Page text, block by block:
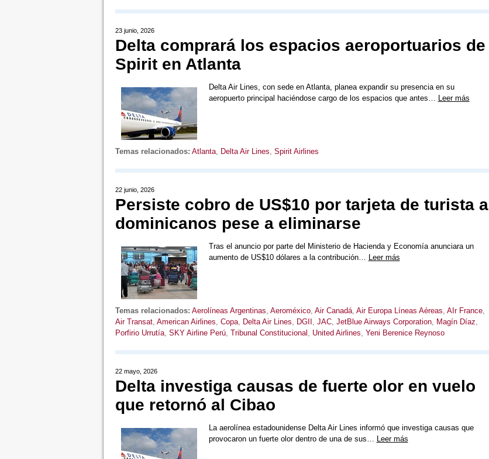
23 junio, 2026
Delta comprará los espacios aeroportuarios de
Spirit en Atlanta
Delta Air Lines, con sede en Atlanta, planea expandir su presencia en su
aeropuerto principal haciéndose cargo de los espacios que antes… Leer más
Temas relacionados: Atlanta, Delta Air Lines Spirit Airlines
22 junio, 2026
Persiste cobro de US$10 por tarjeta de turista a
dominicanos pese a eliminarse
Tras el anuncio por parte del Ministerio de Hacienda y Economía anunciara un
aumento de US$10 dólares a la contribución… Leer más
Temas relacionados: Aerolíneas Argentinas Aeroméxico, Air Canadá, Air Europa Líneas Aéreas AIr France,
Air Transat, American Airlines Copa, Delta Air Lines DGII JAC, JetBlue Airways Corporation, Magín Díaz
Porfirio Urrutía, SKY Airline Perú, Tribunal Constitucional United Airlines Yeni Berenice Reynoso
22 mayo, 2026
Delta investiga causas de fuerte olor en vuelo
que retornó al Cibao
La aerolínea estadounidense Delta Air Lines informó que investiga causas que
provocaron un fuerte olor dentro de una de sus… Leer más